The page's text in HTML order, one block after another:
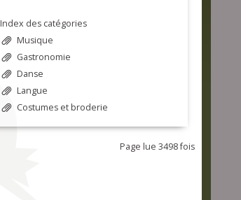
Index des catégories
Musique
Gastronomie
Danse
Langue
Costumes et broderie
Page lue 3498 fois